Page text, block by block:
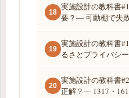
18
実施設計の教科書
要？― 可動棚で失
19
実施設計の教科書
るさとプライバシ
20
実施設計の教科書
正解？― 1317・